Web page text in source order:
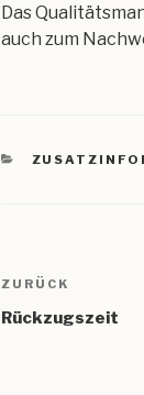
Das
auch zum
KATEGORIEN
Vorheriger
Beitrag
ZURÜCK
Rückzugszeit